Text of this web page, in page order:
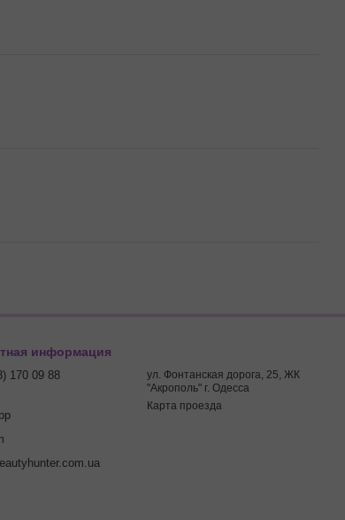
информация
170 09 88
ул. Фонтанская дорога, 25, ЖК
"Акрополь" г. Одесса
Карта проезда